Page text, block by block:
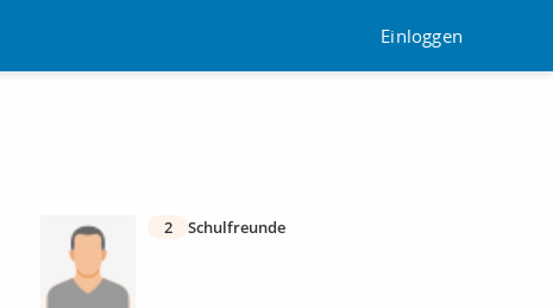
Einloggen
2 Schulfreunde